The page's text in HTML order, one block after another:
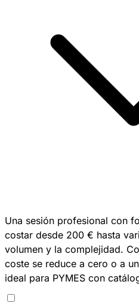
Una sesión profesional con
costar desde 200 € hasta
volumen y la complejidad.
coste se reduce a cero o a
ideal para PYMES con